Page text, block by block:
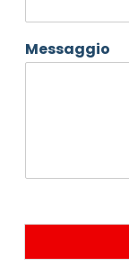
Messaggio